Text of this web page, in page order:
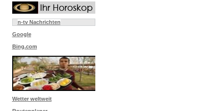
n-tv Nachrichten
Google
Bing.com
Wetter weltweit